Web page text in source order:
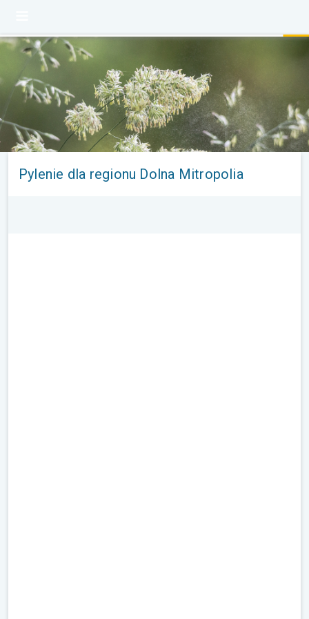
Pylenie dla regionu Dolna Mitropolia